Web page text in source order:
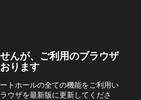
んが、ご利用のブラウザ
ります
トホールの全ての機能をご利用い
ウザを最新版に更新してくださ